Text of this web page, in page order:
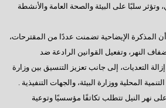
وتؤثر سلبًا على البيئة والصحة العامة والأنشطة
المذكرة الإيضاحية تضمنت عددًا من المقترحات،
النهر، وتفعيل القوانين الرادعة ضد
التعديات، إلى جانب تعزيز التنسيق بين وزارة
المحلية ووزارة البيئة، والجهات التنفيذية .
نهر النيل تتطلب تكاتفًا مؤسسيًا وتوعية